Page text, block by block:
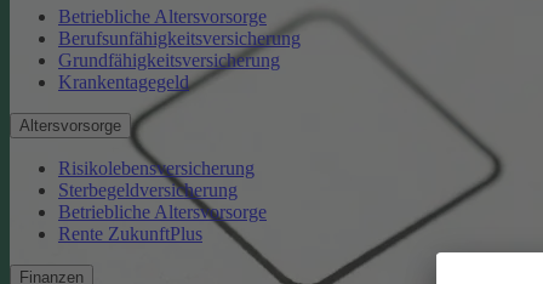
Betriebliche Altersvorsorge
Berufsunfähigkeitsversicherung
Grundfähigkeitsversicherung
Krankentagegeld
Altersvorsorge
Risikolebensversicherung
Sterbegeldversicherung
Betriebliche Altersvorsorge
Rente ZukunftPlus
Finanzen